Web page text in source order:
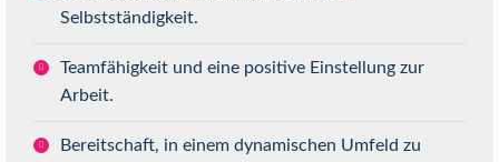
Selbstständigkeit.
Teamfähigkeit und eine positive Einstellung zur
Arbeit.
Bereitschaft, in einem dynamischen Umfeld zu